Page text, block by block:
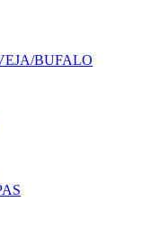
BUFALO